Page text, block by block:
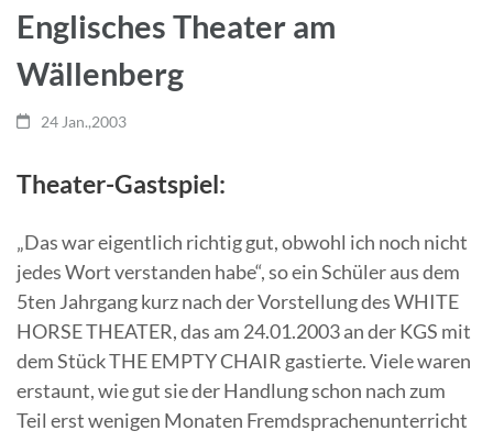
Englisches Theater am
Wällenberg
24 Jan.,2003
Theater-Gastspiel:
„Das war eigentlich richtig gut, obwohl ich noch nicht
jedes Wort verstanden habe“, so ein Schüler aus dem
5ten Jahrgang kurz nach der Vorstellung des WHITE
HORSE THEATER, das am 24.01.2003 an der KGS mit
dem Stück THE EMPTY CHAIR gastierte.Viele waren
erstaunt, wie gut sie der Handlung schon nach zum
Teil erst wenigen Monaten Fremdsprachenunterricht